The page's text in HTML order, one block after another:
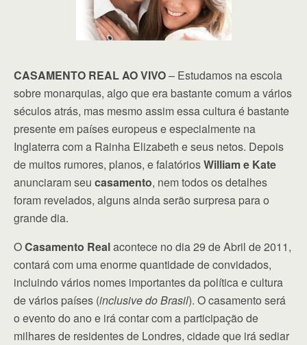
CASAMENTO REAL AO VIVO– Estudamos na escola
sobre monarquias, algo que era bastante comum a vários
séculos atrás, mas mesmo assim essa cultura é bastante
presente em países europeus e especialmente na
Inglaterra com a Rainha Elizabeth e seus netos. Depois
de muitos rumores, planos, e falatóriosWilliam e Kate
anunciaram seu casamento, nem todos os detalhes
foram revelados, alguns ainda serão surpresa para o
grande dia.
OCasamento Realacontece no dia 29 de Abril de 2011,
contará com uma enorme quantidade de convidados,
incluindo vários nomes importantes da política e cultura
de vários países (inclusive do Brasil). O casamento será
o evento do ano e irá contar com a participação de
milhares de residentes de Londres, cidade que irá sediar